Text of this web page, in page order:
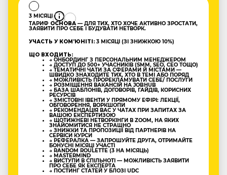
3 МІСЯЦІ
ТАРИФ ОСНОВА — ДЛЯ ТИХ, ХТО ХОЧЕ АКТИВНО ЗРОСТАТИ,
ЗАЯВИТИ ПРО СЕБЕ І БУДУВАТИ НЕТВОРК.
УЧАСТЬ У КОМʼЮНІТІ: 3 МІСЯЦІ (ЗІ ЗНИЖКОЮ 10%)
ЩО ВХОДИТЬ:
→ ОНБОРДИНГ З ПЕРСОНАЛЬНИМ МЕНЕДЖЕРОМ
→ ДОСТУП ДО 500+ УЧАСНИКІВ (SMM, SEO, CEO ТОЩО)
→ ТЕМАТИЧНІ ЧАТИ ЗА СФЕРАМИ Й МІСТАМИ —
ШВИДКО ЗНАХОДИТЕ ТИХ, ХТО В ТЕМІ АБО ПОРЯД
→ МОЖЛИВІСТЬ ПРОРЕКЛАМУВАТИ СЕБЕ/ ПОСЛУГИ
→ РОЗМІЩЕННЯ ВАКАНСІЙ НА JOBHUB
→ БАЗА ШАБЛОНІВ, ДОГОВОРІВ, ГАЙДІВ, КОРИСНИХ
РЕСУРСІВ
→ ЗМІСТОВНІ ІВЕНТИ У ПРЯМОМУ ЕФІРІ: ЛЕКЦІЇ,
ОБГОВОРЕННЯ, ВОРКШОПИ
→ РЕКОМЕНДАЦІЯ ВАС У ЧАТАХ ПРИ ЗАПИТАХ ЗА
ВАШОЮ ЕКСПЕРТИЗОЮ
→ ЩОТИЖНЕВІ НЕТВОРКІНГИ В ZOOM, НА ЯКИХ
ЗНАЙОМИТИСЯ НЕ СТРАШНО
→ ЗНИЖКИ ТА ПРОПОЗИЦІЇ ВІД ПАРТНЕРІВ НА
СЕРВІСИ КУРСИ
→ РЕФЕРАЛКА — ЗАПРОШУЙТЕ ДРУГА, ОТРИМАЙТЕ
БОНУСНІ МІСЯЦІ УЧАСТІ
→ RANDOM ROULETTE (3 НА МІСЯЦЬ)
→ MASTERMIND
→ ВИСТУПИ В СПІЛЬНОТІ — МОЖЛИВІСТЬ ЗАЯВИТИ
ПРО СЕБЕ ЯК ЕКСПЕРТА
→ ПОСТИНГ СТАТЕЙ У БЛОЗІ UDC